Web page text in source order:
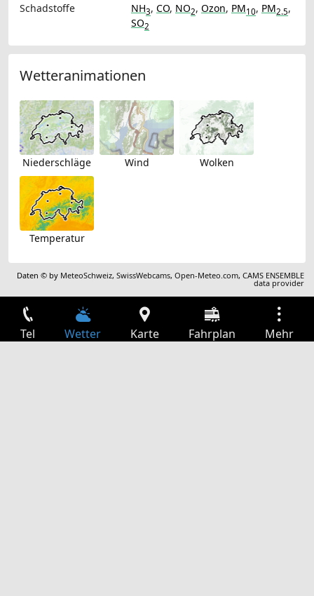
Schadstoffe
NH3, CO, NO2, Ozon, PM10, PM2.5,
SO2
Wetteranimationen
Niederschläge Wind Wolken
Temperatur
Daten © by MeteoSchweiz,SwissWebcams,Open-Meteo.com,CAMS ENSEMBLE
data provider
Tel Wetter Karte Fahrplan Mehr